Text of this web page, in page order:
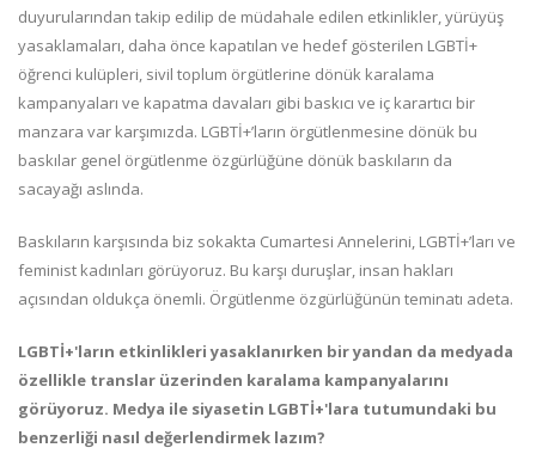
duyurularından takip edilip de müdahale edilen etkinlikler, yürüyüş
yasaklamaları, daha önce kapatılan ve hedef gösterilen LGBTİ+
öğrenci kulüpleri, sivil toplum örgütlerine dönük karalama
kampanyaları ve kapatma davaları gibi baskıcı ve iç karartıcı bir
manzara var karşımızda. LGBTİ+’ların örgütlenmesine dönük bu
baskılar genel örgütlenme özgürlüğüne dönük baskıların da
sacayağı aslında.
Baskıların karşısında biz sokakta Cumartesi Annelerini, LGBTİ+’ları ve
feminist kadınları görüyoruz. Bu karşı duruşlar, insan hakları
açısından oldukça önemli. Örgütlenme özgürlüğünün teminatı adeta.
LGBTİ+'ların etkinlikleri yasaklanırken bir yandan da medyada
özellikle translar üzerinden karalama kampanyalarını
görüyoruz. Medya ile siyasetin LGBTİ+'lara tutumundaki bu
benzerliği nasıl değerlendirmek lazım?